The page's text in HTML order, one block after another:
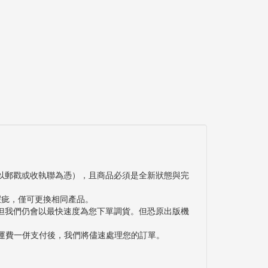
戳或收執聯為憑），且商品必須是全新狀態與完
，僅可更換相同產品。
們仍會以最快速度為您下單調貨。但恐原出版機
一併支付後，我們將儘速處理您的訂單。